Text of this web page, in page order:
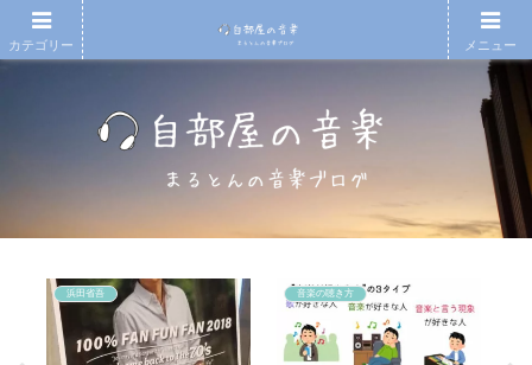
浜田省吾 音楽の聴き方
カテゴリー メニュー